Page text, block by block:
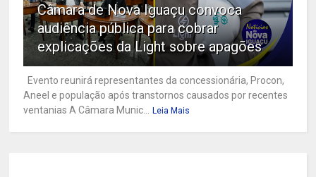
Câmara de Nova Iguaçu convoca
audiência pública para cobrar
explicações da Light sobre apagões
Evento reunirá representantes da concessionária, Procon,
Aneel e população após transtornos causados por recentes
ventanias A Câmara Munic...
Leia Mais